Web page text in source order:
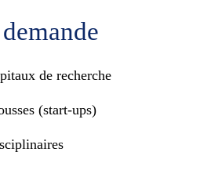
de recherche
(start-ups)